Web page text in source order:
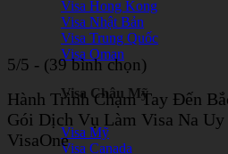
Visa Hong Kong
Visa Nhật Bản
Visa Trung Quốc
Visa Oman
Visa Châu Mỹ
Visa Mỹ
Visa Canada
5/5 - (39 bình chọn)
Hành Trình Chạm Tay Đến
Gói Dịch Vụ Làm Visa Na
VisaOne